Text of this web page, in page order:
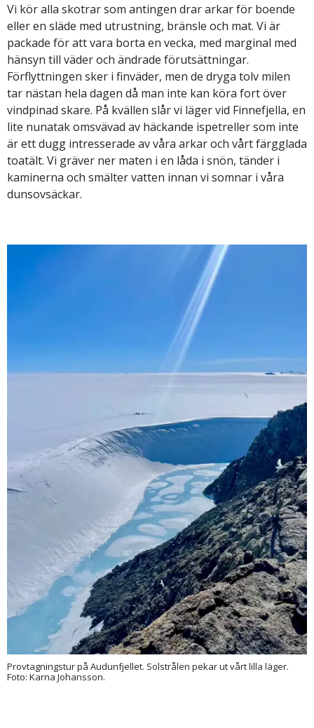
Vi kör alla skotrar som antingen drar arkar för boende
eller en släde med utrustning, bränsle och mat. Vi är
packade för att vara borta en vecka, med marginal med
hänsyn till väder och ändrade förutsättningar.
Förflyttningen sker i finväder, men de dryga tolv milen
tar nästan hela dagen då man inte kan köra fort över
vindpinad skare. På kvällen slår vi läger vid Finnefjella, en
lite nunatak omsvävad av häckande ispetreller som inte
är ett dugg intresserade av våra arkar och vårt färgglada
toatält. Vi gräver ner maten i en låda i snön, tänder i
kaminerna och smälter vatten innan vi somnar i våra
dunsovsäckar.
Provtagningstur på Audunfjellet. Solstrålen pekar ut vårt lilla läger.
Foto: Karna Johansson.